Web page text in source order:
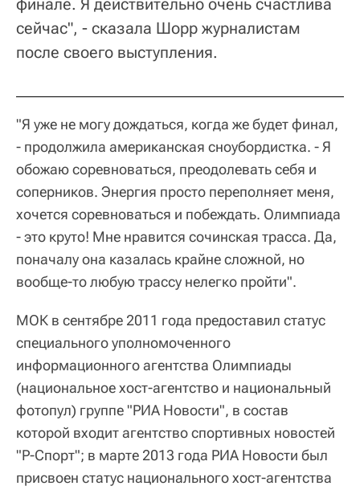
финале. Я действительно очень счастлива
сейчас", - сказала Шорр журналистам
после своего выступления.
"Я уже не могу дождаться, когда же будет финал,
- продолжила американская сноубордистка. - Я
обожаю соревноваться, преодолевать себя и
соперников. Энергия просто переполняет меня,
хочется соревноваться и побеждать. Олимпиада
- это круто! Мне нравится сочинская трасса. Да,
поначалу она казалась крайне сложной, но
вообще-то любую трассу нелегко пройти".
МОК в сентябре 2011 года предоставил статус
специального уполномоченного
информационного агентства Олимпиады
(национальное хост-агентство и национальный
фотопул) группе "РИА Новости", в состав
которой входит агентство спортивных новостей
"Р-Спорт"; в марте 2013 года РИА Новости был
присвоен статус национального хост-агентства